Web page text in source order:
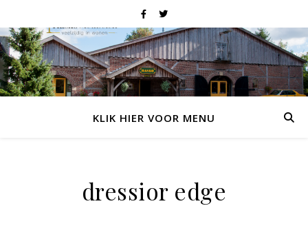
KLIK HIER VOOR MENU
dressior edge